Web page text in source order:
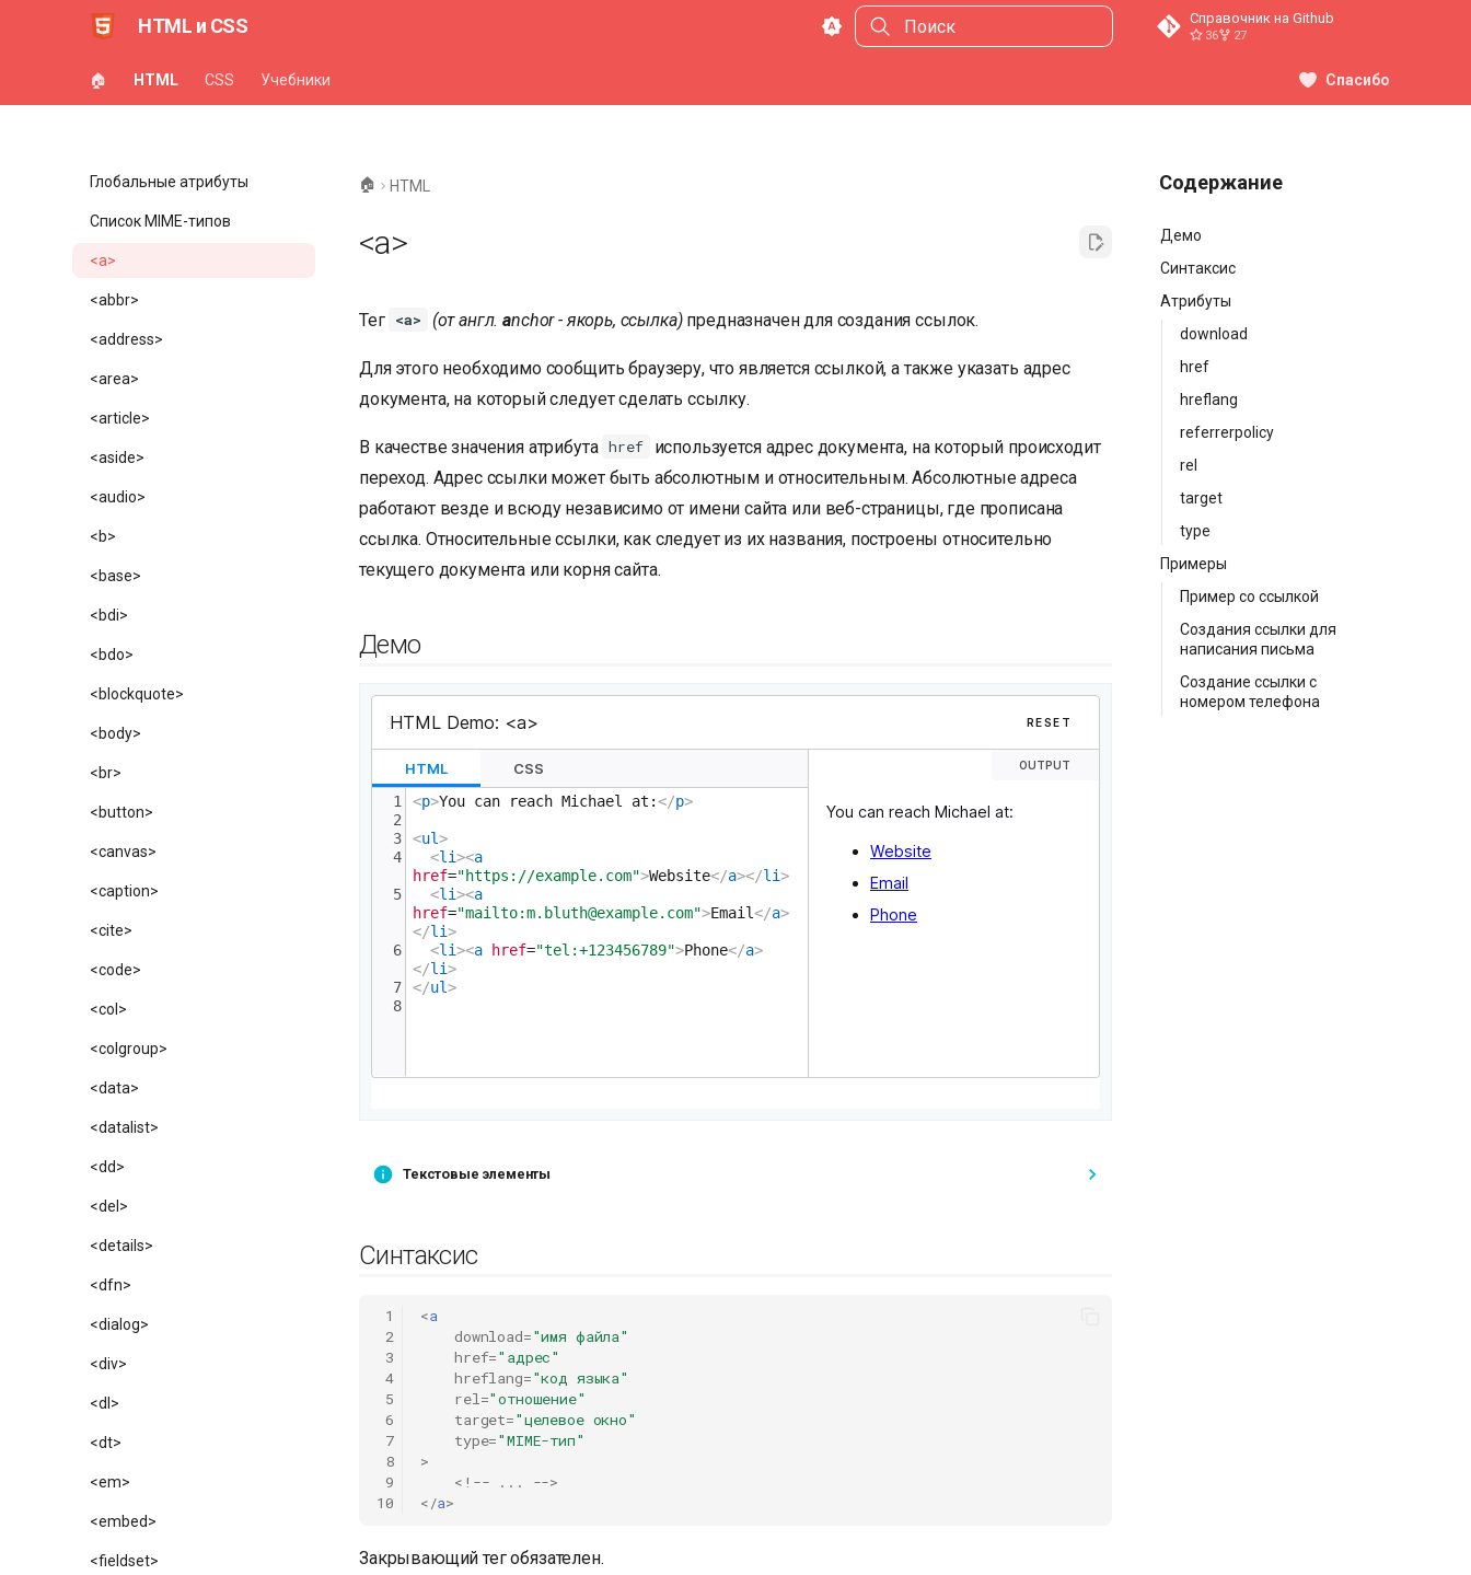
HTML и CSS Справочник на Github
36 27
🏠 HTML CSS Учебники Спасибо
Глобальные атрибуты
Список MIME-типов
<a>
<abbr>
<address>
<area>
<article>
<aside>
<audio>
<b>
<base>
<bdi>
<bdo>
<blockquote>
<body>
<br>
<button>
<canvas>
<caption>
<cite>
<code>
<col>
<colgroup>
<data>
<datalist>
<dd>
<del>
<details>
<dfn>
<dialog>
<div>
<dl>
<dt>
<em>
<embed>
<fieldset>
Содержание
Демо
Синтаксис
Атрибуты
download
href
hreflang
referrerpolicy
rel
target
type
Примеры
Пример со ссылкой
Создания ссылки для
написания письма
Создание ссылки с
номером телефона
🏠 HTML
<a>
Тег <a> (от англ.anchor - якорь, ссылка)предназначен для создания ссылок.
Для этого необходимо сообщить браузеру, что является ссылкой, а также указать адрес
документа, на который следует сделать ссылку.
В качестве значения атрибута href
используется адрес документа, на который происходит
переход. Адрес ссылки может быть абсолютным и относительным. Абсолютные адреса
работают везде и всюду независимо от имени сайта или веб-страницы, где прописана
ссылка. Относительные ссылки, как следует из их названия, построены относительно
текущего документа или корня сайта.
Демо
Текстовые элементы
Синтаксис
1
2
3
4
5
6
7
8
9
10
<a
download="имя файла"
href="адрес"
hreflang="код языка"
rel="отношение"
target="целевое окно"
type="MIME-тип"
>
<!-- ... -->
</a>
Закрывающий тег обязателен.